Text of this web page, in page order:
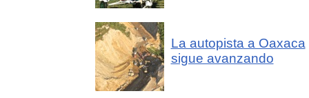
La autopista a Oaxaca
sigue avanzando